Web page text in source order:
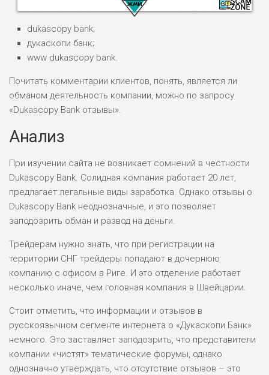
НАЗВАНИЕ ОБЗОР
ДОХОД: ВЫСОКИЙ
БЮДЖЕТ: ВЫСОКИЙ
ОБЗОР
ЛЮБИТЕЛЯ
М СТАВОК
БЮДЖЕТ: НИЗКИЙ
ОБЗОР
ВСЕМ
ДОХОД: НИЗКИЙ
БЮДЖЕТ: НИЗКИЙ
ОБЗОР
dukascopy bank;
дукаскопи банк;
www dukascopy bank.
Почитать комментарии клиентов, понять, является ли
обманом деятельность компании, можно по запросу
«Dukascopy Bank отзывы».
Анализ
При изучении сайта не возникает сомнений в честности
Dukascopy Bank. Солидная компания работает 20 лет,
предлагает легальные виды заработка. Однако отзывы о
Dukascopy Bank неоднозначные, и это позволяет
заподозрить обман и развод на деньги.
Трейдерам нужно знать, что при регистрации на
территории СНГ трейдеры попадают в дочернюю
компанию с офисом в Риге. И это отделение работает
несколько иначе, чем головная компания в Швейцарии.
Стоит отметить, что информации и отзывов в
русскоязычном сегменте интернета о «Дукаскопи Банк»
немного. Это заставляет заподозрить, что представители
компании «чистят» тематические форумы, однако
однозначно утверждать, что отсутствие отзывов – это